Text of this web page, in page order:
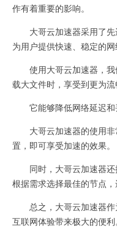
作有着重要的影响。
大哥云加速器采用了先
为用户提供快速、稳定的网
使用大哥云加速器，我
载大文件时，享受到更为流
它能够降低网络延迟和
大哥云加速器的使用非
置，即可享受加速的效果。
同时，大哥云加速器还
根据需求选择最佳的节点，
总之，大哥云加速器作
互联网体验带来极大的便利